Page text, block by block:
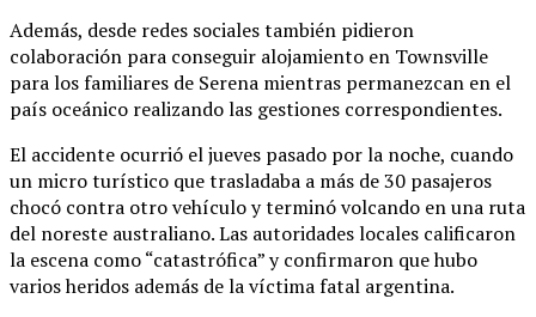
Además, desde redes sociales también pidieron
colaboración para conseguir alojamiento en Townsville
para los familiares de Serena mientras permanezcan en el
país oceánico realizando las gestiones correspondientes.
El accidente ocurrió el jueves pasado por la noche, cuando
un micro turístico que trasladaba a más de 30 pasajeros
chocó contra otro vehículo y terminó volcando en una ruta
del noreste australiano. Las autoridades locales calificaron
la escena como “catastrófica” y confirmaron que hubo
varios heridos además de la víctima fatal argentina.